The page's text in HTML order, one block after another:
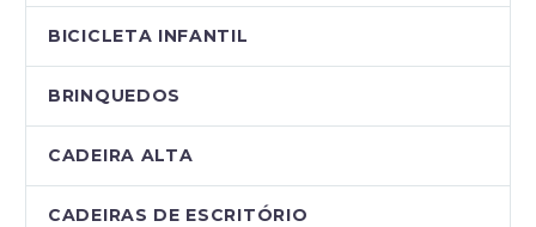
BICICLETA INFANTIL
BRINQUEDOS
CADEIRA ALTA
CADEIRAS DE ESCRITÓRIO